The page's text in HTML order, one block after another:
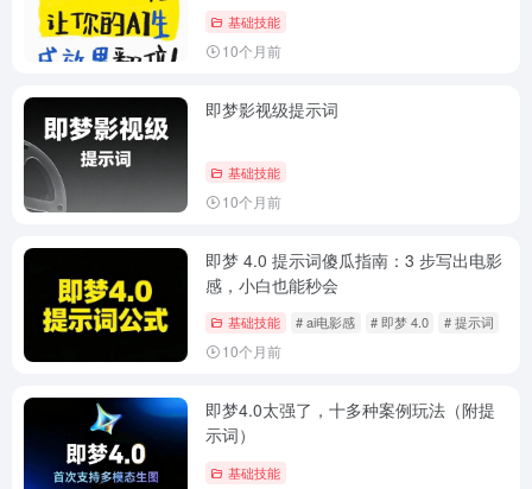
基础技能
10个月前
即梦影视级提示词
基础技能
10个月前
即梦 4.0 提示词傻瓜指南：3 步写出电影
感，小白也能秒会
基础技能 # ai电影感 # 即梦 4.0 # 提示词
10个月前
即梦4.0太强了，十多种案例玩法（附提
示词）
基础技能